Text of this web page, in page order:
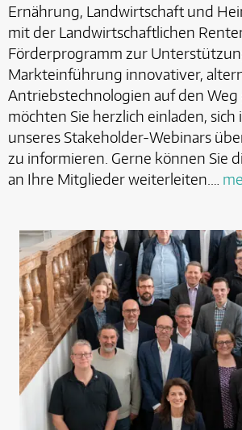
Ernährung, Landwirtschaft und
mit der Landwirtschaftlichen
Förderprogramm zur
Markteinführung innovativer,
Antriebstechnologien auf den
möchten Sie herzlich einladen, sich
unseres Stakeholder-Webinars
zu informieren. Gerne können Sie
an Ihre Mitglieder weiterleiten.…